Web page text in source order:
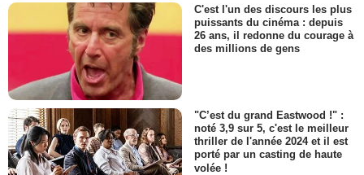
C'est l'un des discours les plus
puissants du cinéma : depuis
26 ans, il redonne du courage à
des millions de gens
"C’est du grand Eastwood !" :
noté 3,9 sur 5, c'est le meilleur
thriller de l'année 2024 et il est
porté par un casting de haute
volée !